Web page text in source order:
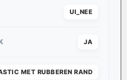
UI_NEE
JA
MET RUBBEREN RAND